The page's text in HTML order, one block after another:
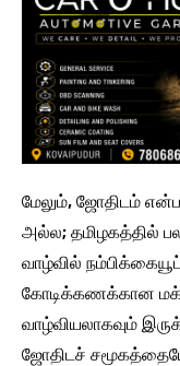
மேலும், ஜோதிடம்
அல்ல; தமிழகத்தில்
வாழ்வில்
கோடிக்கணக்கான
வாழ்வியலாகவும்
ஜோதிடச்